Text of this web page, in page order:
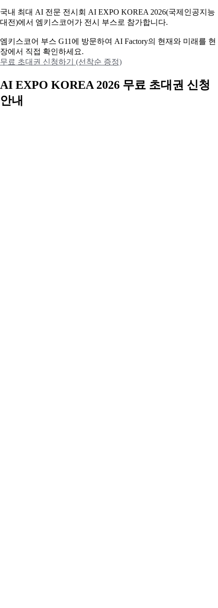
국내 최대 AI 전문 전시회 AI EXPO KOREA 2026(국제인공지능
대전)에서 엠키스코어가 전시 부스로 참가합니다.
엠키스코어 부스 G11에 방문하여 AI Factory의 현재와 미래를 현
장에서 직접 확인하세요.
무료 초대권 신청하기 (선착순 증정)
AI EXPO KOREA 2026 무료 초대권 신청
안내